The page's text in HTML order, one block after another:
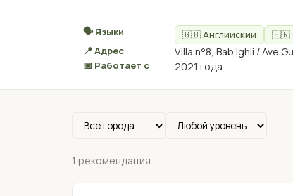
🗣 Языки 🇬🇧 Английский 🇫🇷
📍 Адрес
Villa n°8, Bab Ighli / Ave
📅 Работает с 2021 года
1 рекомендация